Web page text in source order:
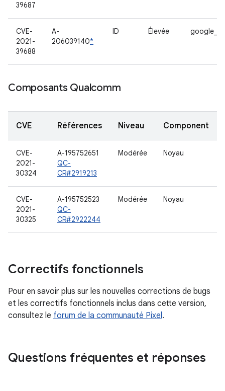
39687
CVE-
2021-
39688
A-
206039140*
ID Élevée
Composants Qualcomm
CVE Références Niveau Component
CVE-
2021-
30324
A-195752651
QC-
CR#2919213
Modérée Noyau
CVE-
2021-
30325
A-195752523
QC-
CR#2922244
Modérée Noyau
Correctifs fonctionnels
Pour en savoir plus sur les nouvelles corrections de bugs
et les correctifs fonctionnels inclus dans cette version,
consultez le forum de la communauté Pixel.
Questions fréquentes et réponses